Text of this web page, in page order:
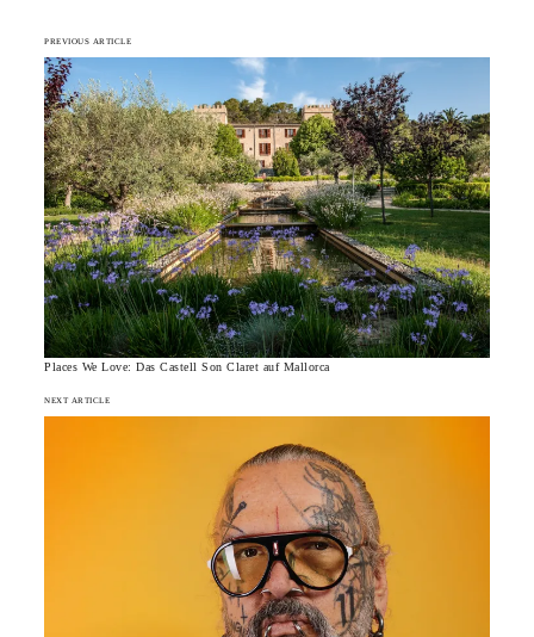
PREVIOUS ARTICLE
Places We Love: Das Castell Son Claret auf Mallorca
NEXT ARTICLE